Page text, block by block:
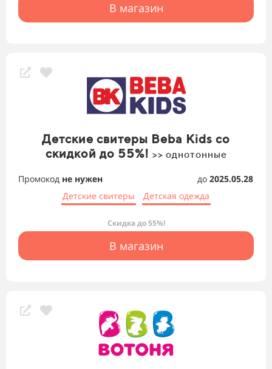
В магазин
Детские свитеры Beba Kids со
скидкой до 55%! >> однотонные
Промокод не нужен до 2025.05.28
Детские свитеры
Детская одежда
Скидка до 55%!
В магазин